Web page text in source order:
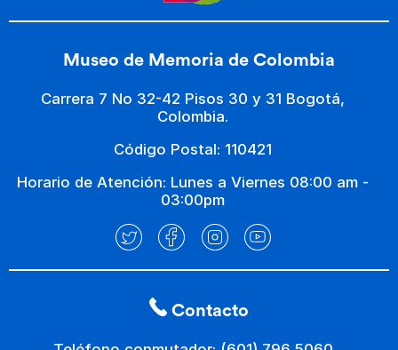
Museo de Memoria de Colombia
Carrera 7 No 32-42 Pisos 30 y 31 Bogotá,
Colombia.
Código Postal: 110421
Horario de Atención: Lunes a Viernes 08:00 am -
03:00pm
Contacto